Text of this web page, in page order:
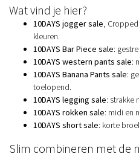
Wat vind je hier?
10DAYS jogger sale,
kleuren.
10DAYS Bar Piece sale:
10DAYS western pants sale:
10DAYS Banana Pants sale:
toelopend.
10DAYS legging sale: strakke
10DAYS rokken sale: midi en
10DAYS short sale: korte
Slim combineren met de